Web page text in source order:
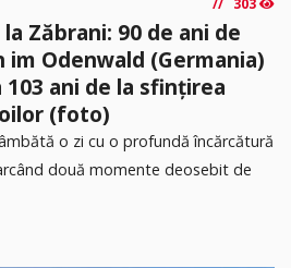
303
Zăbrani: 90 de ani de
Odenwald (Germania)
ani de la sfințirea
(foto)
o zi cu o profundă încărcătură
două momente deosebit de